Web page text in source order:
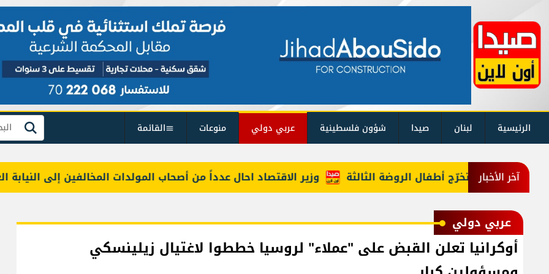
الرئيسية لبنان صيدا شؤون فلسطينية عربي دولي منوعات القائمة بحث
آخر الأخبار وزير الاقتصاد احال عدداً من أصحاب المولدات المخالفين إلى النيابة العامة احتفالًا بتخرّج أطفال الروضة الثالثة
عربي دولي
أوكرانيا تعلن القبض على "عملاء" لروسيا خططوا لاغتيال زيلينسكي